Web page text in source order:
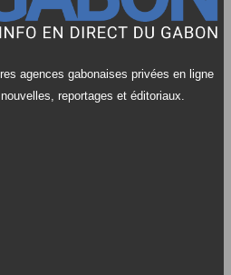
agences gabonaises privées en ligne
reportages et éditoriaux.